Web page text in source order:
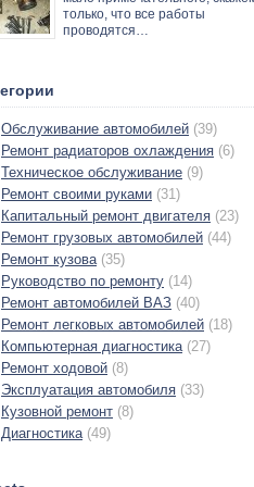
только, что все работы
проводятся…
Обслуживание автомобилей (39)
Ремонт радиаторов охлаждения (6)
Техническое обслуживание (9)
Ремонт своими руками (31)
Капитальный ремонт двигателя (23)
Ремонт грузовых автомобилей (44)
Ремонт кузова (35)
Руководство по ремонту (14)
Ремонт автомобилей ВАЗ (40)
Ремонт легковых автомобилей (18)
Компьютерная диагностика (27)
Ремонт ходовой (8)
Эксплуатация автомобиля (33)
Кузовной ремонт (8)
Диагностика (49)